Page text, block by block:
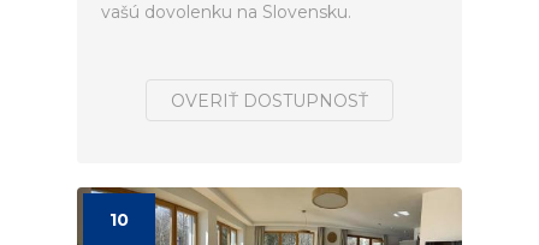
vašú dovolenku na Slovensku.
OVERIŤ DOSTUPNOSŤ
10